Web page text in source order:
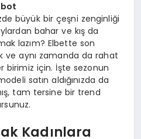
bot
büyük bir çeşni zenginliği
bahar ve kış da
lazım? Elbette son
ve aynı zamanda da rahat
birimiz için. İşte sezonun
satın aldığınızda da
tam tersine bir trend
Kadınlara